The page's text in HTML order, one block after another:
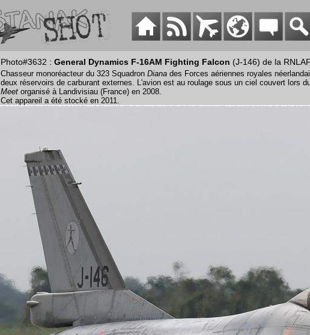
Photo#3632 : General Dynamics F-16AM Fighting Falcon (J-146) de la RNLAF
Chasseur monoréacteur du 323 Squadron Diana des Forces aériennes royales
deux réservoirs de carburant externes. L'avion est au roulage sous un ciel couvert lors
Meet organisé à Landivisiau (France) en 2008.
Cet appareil a été stocké en 2011.